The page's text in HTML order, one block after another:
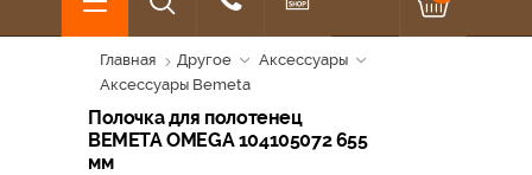
Главная Другое
Аксессуары
Аксессуары Bemeta
Полочка для полотенец
BEMETA OMEGA 104105072 655
мм